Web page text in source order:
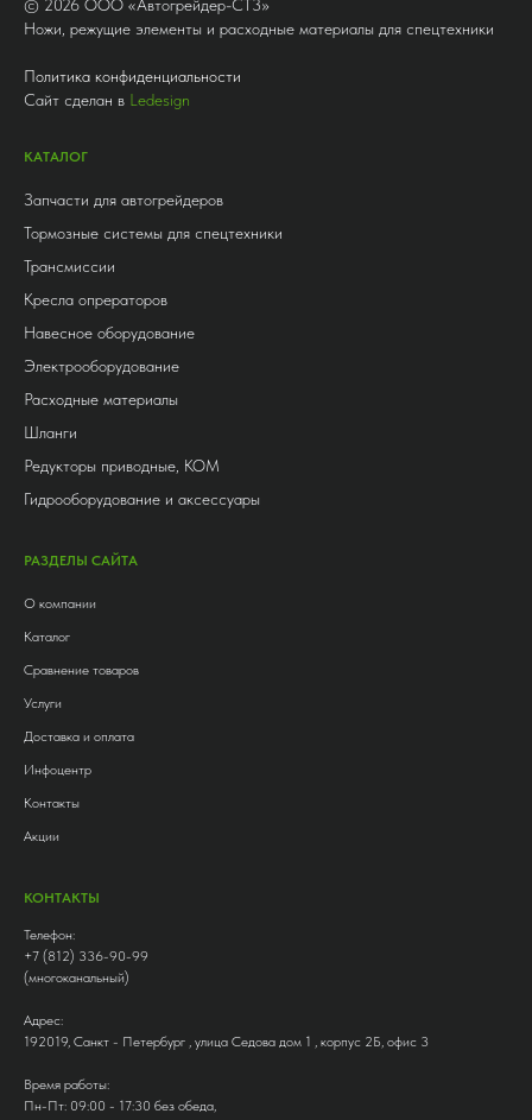
© 2026 ООО «Автогрейдер-СТ3»
Ножи, режущие элементы и расходные материалы для спецтехники
Политика конфиденциальности
Сайт сделан в Ledesign
КАТАЛОГ
Запчасти для автогрейдеров
Тормозные системы для спецтехники
Трансмиссии
Кресла опрераторов
Навесное оборудование
Электрооборудование
Расходные материалы
Шланги
Редукторы приводные, КОМ
Гидрооборудование и аксессуары
РАЗДЕЛЫ САЙТА
О компании
Каталог
Сравнение товаров
Услуги
Доставка и оплата
Инфоцентр
Контакты
Акции
КОНТАКТЫ
Телефон:
+7 (812) 336-90-99
(многоканальный)
Адрес:
192019, Санкт - Петербург , улица Седова дом 1 , корпус 2Б, офис 3
Время работы:
Пн-Пт: 09:00 - 17:30 без обеда,